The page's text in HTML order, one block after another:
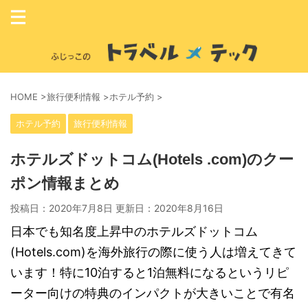
HOME >旅行便利情報 >ホテル予約 >
ホテル予約 旅行便利情報
ホテルズドットコム(Hotels .com)のクー
ポン情報まとめ
投稿日：2020年7月8日 更新日： 2020年8月16日
日本でも知名度上昇中のホテルズドットコム
(Hotels.com)を海外旅行の際に使う人は増えてきて
います！特に10泊すると1泊無料になるというリピ
ーター向けの特典のインパクトが大きいことで有名